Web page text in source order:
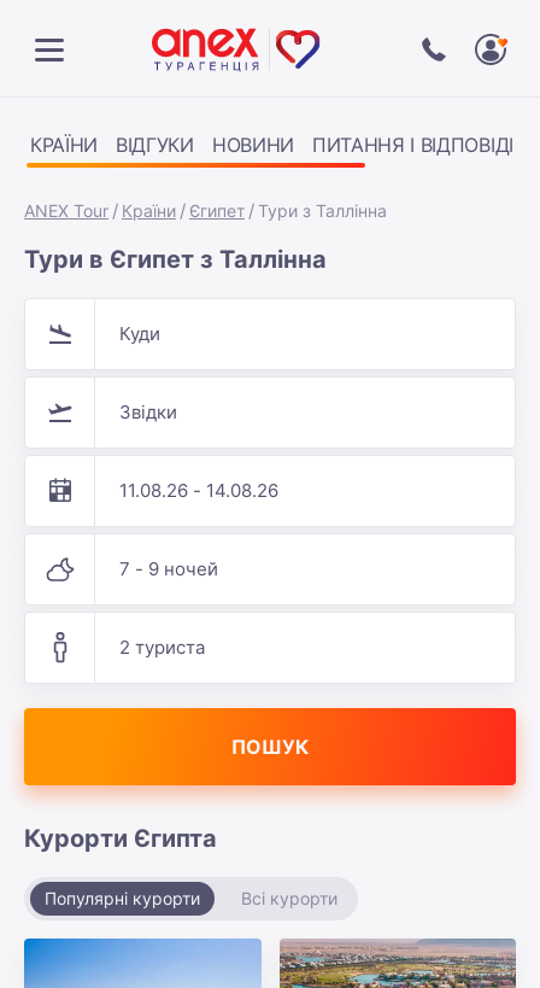
КРАЇНИ ВІДГУКИ НОВИНИ ПИТАННЯ І ВІДПОВІДІ
ANEX Tour Країни Єгипет Тури з Таллінна
Тури в Єгипет з Таллінна
Куди
Звідки
11.08.26 - 14.08.26
7 - 9 ночей
2 туриста
ПОШУК
Курорти Єгипта
Популярні курорти Всі курорти